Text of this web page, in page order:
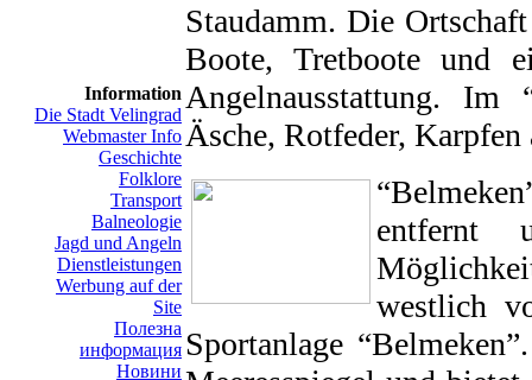
Information
Die Stadt Velingrad
Webmaster Info
Geschichte
Folklore
Transport
Balneologie
Jagd und Angeln
Dienstleistungen
Werbung auf der
Site
Полезна
информация
Новини
Staudamm. Die
Boote, Tretboote und
Angelnausstattung. Im
Äsche, Rotfeder, Karpfen
entfernt
westlich
Sportanlage